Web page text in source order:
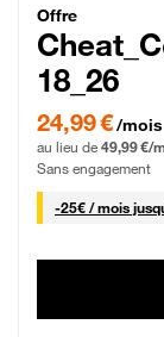
Offre
18_26
24,99 € par mois
24,99 €/mois
au lieu de 49,99 €/
Sans engagement
-25€ / mois25 €